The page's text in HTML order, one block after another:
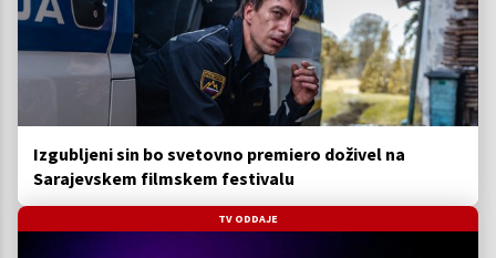
Izgubljeni sin bo svetovno premiero doživel na
Sarajevskem filmskem festivalu
TV ODDAJE